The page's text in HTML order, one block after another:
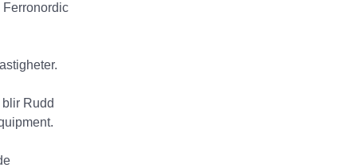
Rudd